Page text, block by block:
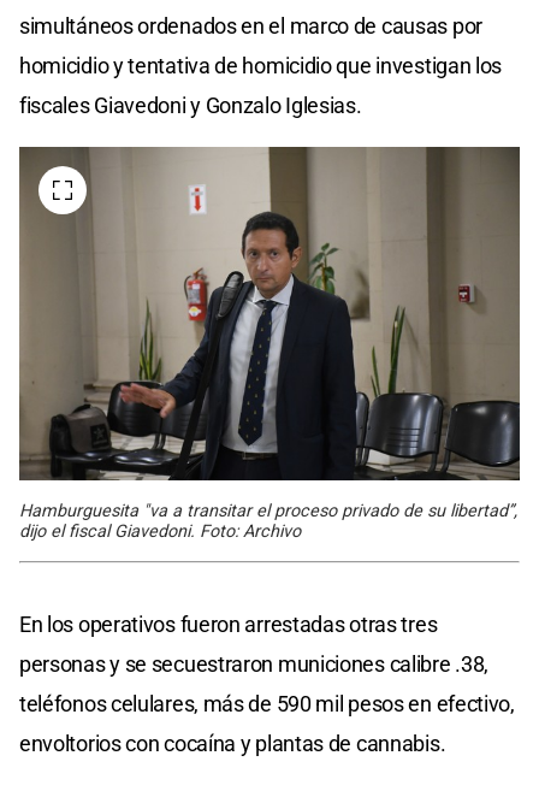
simultáneos ordenados en el marco de causas por
homicidio y tentativa de homicidio que investigan los
fiscales Giavedoni y Gonzalo Iglesias.
Hamburguesita "va a transitar el proceso privado de su libertad”,
dijo el fiscal Giavedoni. Foto: Archivo
En los operativos fueron arrestadas otras tres
personas y se secuestraron municiones calibre .38,
teléfonos celulares, más de 590 mil pesos en efectivo,
envoltorios con cocaína y plantas de cannabis.